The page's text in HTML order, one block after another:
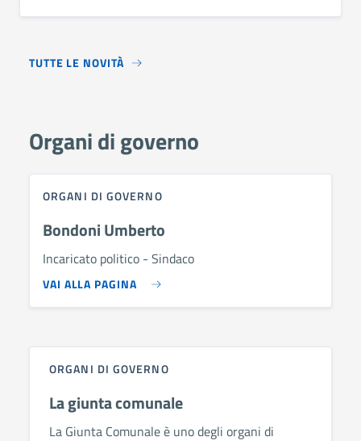
TUTTE LE NOVITÀ
Organi di governo
ORGANI DI GOVERNO
Bondoni Umberto
Incaricato politico - Sindaco
VAI ALLA PAGINA
ORGANI DI GOVERNO
La giunta comunale
La Giunta Comunale è uno degli organi di